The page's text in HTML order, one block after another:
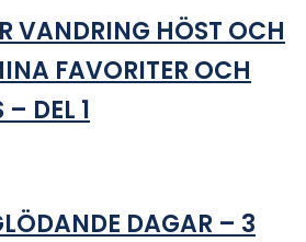
VANDRING HÖST OCH
FAVORITER OCH
DEL 1
DAGAR – 3